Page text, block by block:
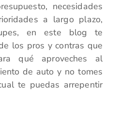
necesidades
a largo plazo,
en este blog te
los pros y contras que
qué aproveches al
de auto y no tomes
te puedas arrepentir